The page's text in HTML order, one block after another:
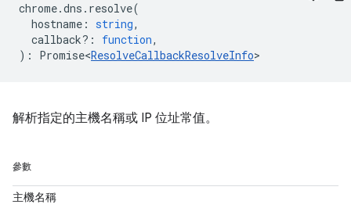
chrome.dns . resolve(
hostname : string,
callback? : function,
) : Promise<ResolveCallbackResolveInfo>
解析指定的主機名稱或 IP 位址常值。
參數
主機名稱